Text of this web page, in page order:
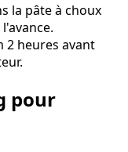
la pâte à choux
2 heures avant
pour